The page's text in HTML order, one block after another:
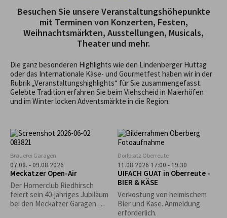
Besuchen Sie unsere Veranstaltungshöhepunkte
mit Terminen von Konzerten, Festen,
Weihnachtsmärkten, Ausstellungen, Musicals,
Theater und mehr.
Die ganz besonderen Highlights wie den Lindenberger Huttag
oder das Internationale Käse- und Gourmetfest haben wir in der
Rubrik „Veranstaltungshighlights“ für Sie zusammengefasst.
Gelebte Tradition erfahren Sie beim Viehscheid in Maierhöfen
und im Winter locken Adventsmärkte in die Region.
Brauerei Garagen
07.08. - 09.08.2026
Meckatzer Open-Air
Der Hornerclub Riedhirsch
feiert sein 40-jähriges Jubiläum
bei den Meckatzer Garagen.
Dorfplatz Oberreute
11.08.2026 17:00 - 19:30
UIFACH GUAT in Oberreute -
BIER & KÄSE
Verkostung von heimischem
Bier und Käse. Anmeldung
erforderlich.